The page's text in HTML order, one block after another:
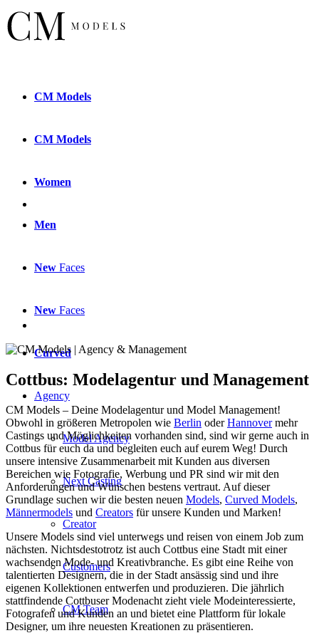
CM Models
CM Models
Women
Men
New Faces
New Faces
Curved
Agency
Model Agency
Next Casting
Creator
Customers
CM Team
Cottbus: Modelagentur und Management
CM Models – Deine Modelagentur und Model Management!
Obwohl in größeren Metropolen wie Berlin oderHannovermehr
Castings und Möglichkeiten vorhanden sind, sind wir gerne auch in
Cottbus für euch da und begleiten euch auf eurem Weg! Durch
unsere intensive Zusammenarbeit mit Kunden aus diversen
Bereichen wie Fotografie, Werbung und PR sind wir mit den
Anforderungen und Wünschen bestens vertraut. Auf dieser
Grundlage suchen wir die besten neuen Models, Curved Models,
Männermodels und Creators für unsere Kunden und Marken!
Unsere Models sind viel unterwegs und reisen von einem Job zum
nächsten. Nichtsdestotrotz ist auch Cottbus eine Stadt mit einer
wachsenden Mode- und Kreativbranche. Es gibt eine Reihe von
talentierten Designern, die in der Stadt ansässig sind und ihre
eigenen Kollektionen entwerfen und produzieren. Die jährlich
stattfindende Cottbuser Modenacht zieht viele Modeinteressierte,
Fotografen und Kunden an und bietet eine Plattform für lokale
Designer, um ihre neuesten Kreationen zu präsentieren.